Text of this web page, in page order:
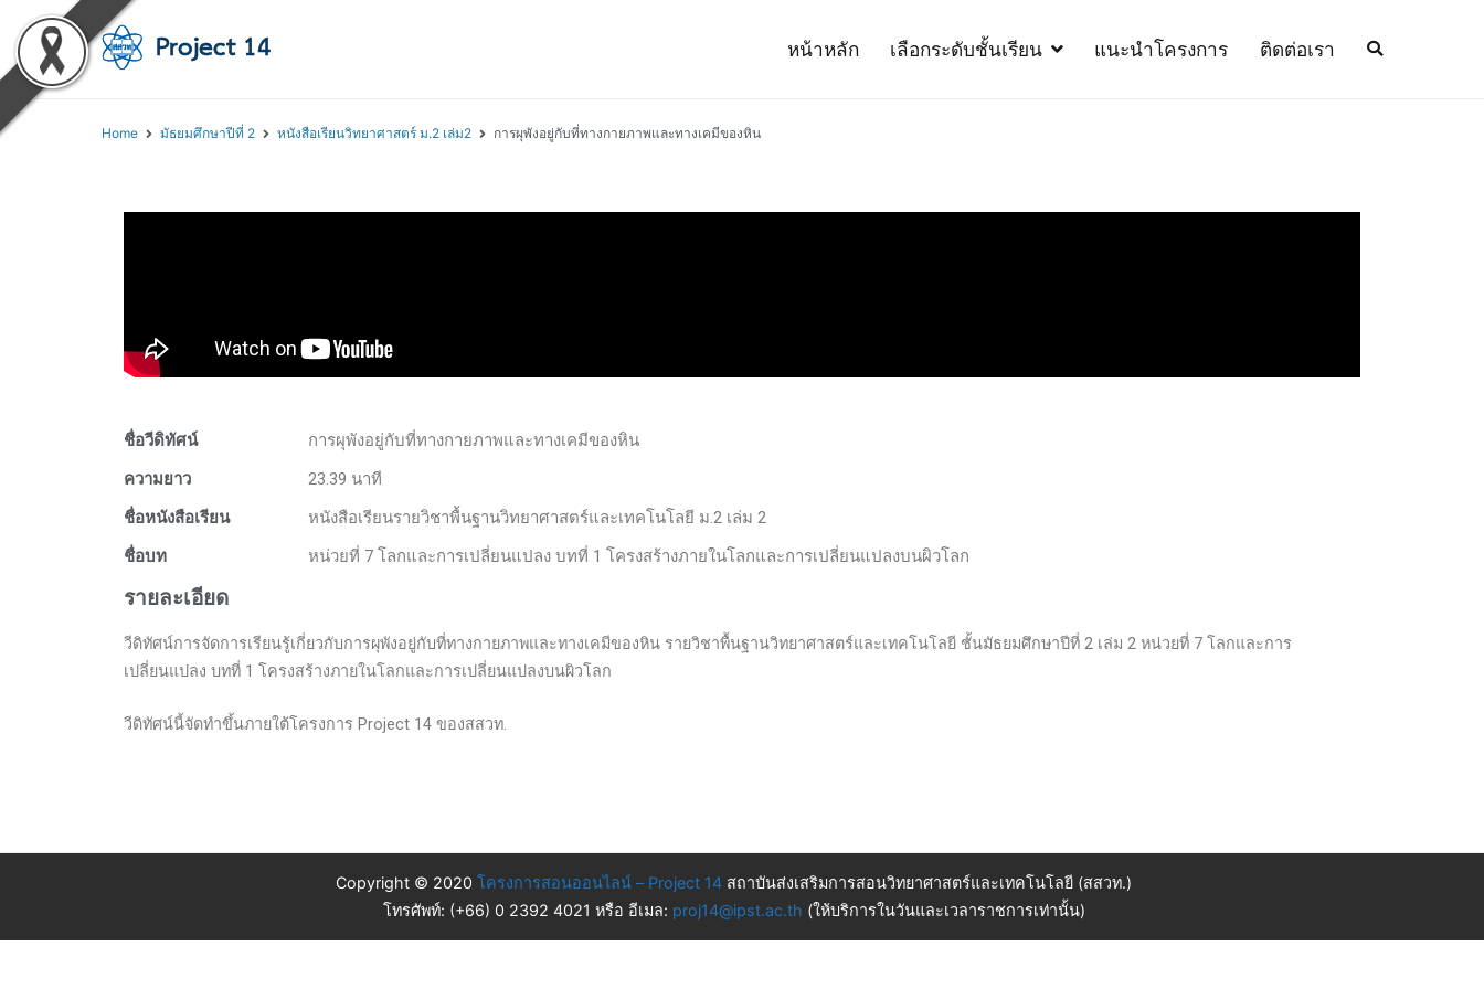
หน้าหลัก เลือกระดับชั้นเรียน แนะนำโครงการ ติดต่อเรา
Home มัธยมศึกษาปีที่ 2 หนังสือเรียนวิทยาศาสตร์ ม.2 เล่ม2 การผุพังอยู่กับที่ทางกายภาพและทางเคมีของหิน
ชื่อวีดิทัศน์
การผุพังอยู่กับที่ทางกายภาพและทางเคมีของหิน
ความยาว
23.39 นาที
ชื่อหนังสือเรียน
หนังสือเรียนรายวิชาพื้นฐานวิทยาศาสตร์และเทคโนโลยี ม.2 เล่ม 2
ชื่อบท
หน่วยที่ 7 โลกและการเปลี่ยนแปลง บทที่ 1 โครงสร้างภายในโลกและการเปลี่ยนแปลงบนผิวโลก
รายละเอียด
วีดิทัศน์การจัดการเรียนรู้เกี่ยวกับการผุพังอยู่กับที่ทางกายภาพและทางเคมีของหิน รายวิชาพื้นฐานวิทยาศาสตร์และเทคโนโลยี ชั้นมัธยมศึกษาปีที่ 2 เล่ม 2 หน่วยที่ 7 โลกและการ
เปลี่ยนแปลง บทที่ 1 โครงสร้างภายในโลกและการเปลี่ยนแปลงบนผิวโลก
วีดิทัศน์นี้จัดทำขึ้นภายใต้โครงการ Project 14 ของสสวท.
Copyright © 2020 โครงการสอนออนไลน์ – Project 14 สถาบันส่งเสริมการสอนวิทยาศาสตร์และเทคโนโลยี (สสวท.)
โทรศัพท์: (+66) 0 2392 4021 หรือ อีเมล: proj14@ipst.ac.th (ให้บริการในวันและเวลาราชการเท่านั้น)